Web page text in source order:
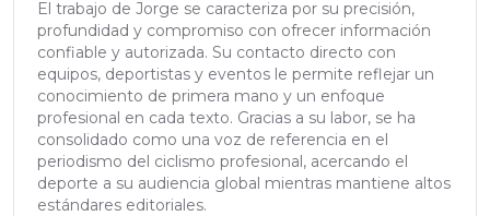
El trabajo de Jorge se caracteriza por su precisión,
profundidad y compromiso con ofrecer información
confiable y autorizada. Su contacto directo con
equipos, deportistas y eventos le permite reflejar un
conocimiento de primera mano y un enfoque
profesional en cada texto. Gracias a su labor, se ha
consolidado como una voz de referencia en el
periodismo del ciclismo profesional, acercando el
deporte a su audiencia global mientras mantiene altos
estándares editoriales.